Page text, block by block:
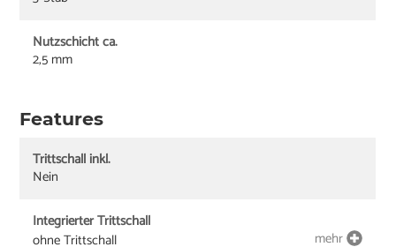
Nutzschicht ca.
2,5 mm
Features
Trittschall inkl.
Nein
Integrierter Trittschall
ohne Trittschall
mehr